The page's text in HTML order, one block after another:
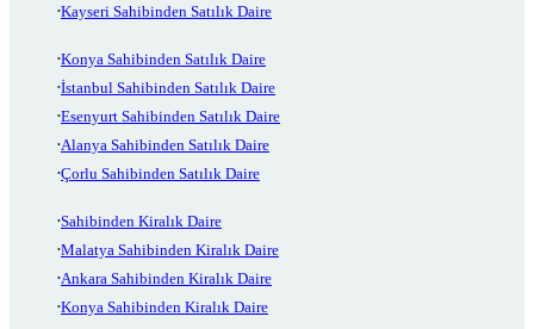
Kayseri Sahibinden Satılık Daire
Konya Sahibinden Satılık Daire
İstanbul Sahibinden Satılık Daire
Esenyurt Sahibinden Satılık Daire
Alanya Sahibinden Satılık Daire
Çorlu Sahibinden Satılık Daire
Sahibinden Kiralık Daire
Malatya Sahibinden Kiralık Daire
Ankara Sahibinden Kiralık Daire
Konya Sahibinden Kiralık Daire